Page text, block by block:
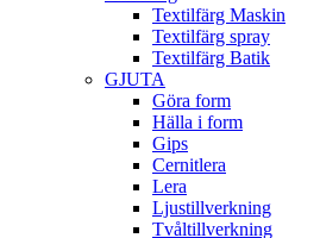
Textilfärg Maskin
Textilfärg spray
Textilfärg Batik
GJUTA
Göra form
Hälla i form
Gips
Cernitlera
Lera
Ljustillverkning
Tvåltillverkning